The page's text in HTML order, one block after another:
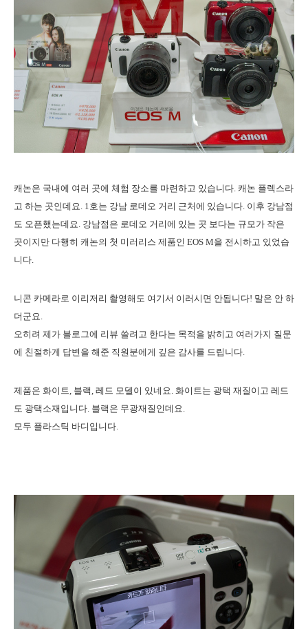
캐논은 국내에 여러 곳에 체험 장소를 마련하고 있습니다. 캐논 플렉스라
고 하는 곳인데요. 1호는 강남 로데오 거리 근처에 있습니다. 이후 강남점
도 오픈했는데요. 강남점은 로데오 거리에 있는 곳 보다는 규모가 작은
곳이지만 다행히 캐논의 첫 미러리스 제품인 EOS M을 전시하고 있었습
니다.
니콘 카메라로 이리저리 촬영해도 여기서 이러시면 안됩니다! 말은 안 하
더군요.
오히려 제가 블로그에 리뷰 쓸려고 한다는 목적을 밝히고 여러가지 질문
에 친절하게 답변을 해준 직원분에게 깊은 감사를 드립니다.
제품은 화이트, 블랙, 레드 모델이 있네요. 화이트는 광택 재질이고 레드
도 광택소재입니다. 블랙은 무광재질인데요.
모두 플라스틱 바디입니다.